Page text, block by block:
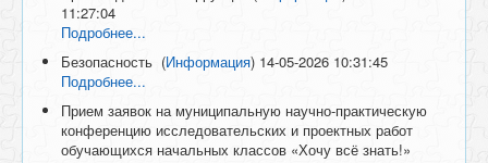
11:27:04
Подробнее...
Безопасность (Информация) 14-05-2026 10:31:45
Подробнее...
Прием заявок на муниципальную научно-практическую
конференцию исследовательских и проектных работ
обучающихся начальных классов «Хочу всё знать!»